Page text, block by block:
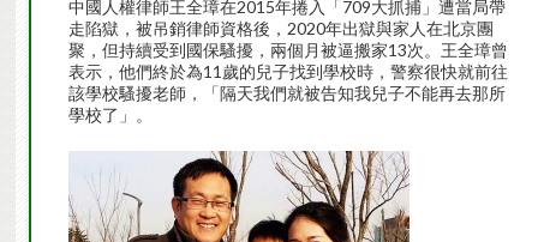
中國人權律師王全璋在2015年捲入「709大抓捕」遭當局帶
走陷獄，被吊銷律師資格後，2020年出獄與家人在北京團
聚，但持續受到國保騷擾，兩個月被逼搬家13次。王全璋曾
表示，他們終於為11歲的兒子找到學校時，警察很快就前往
該學校騷擾老師，「隔天我們就被告知我兒子不能再去那所
學校了」。